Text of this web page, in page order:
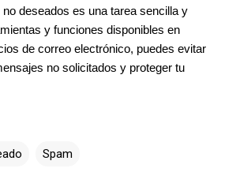
deseados es una tarea sencilla y
y funciones disponibles en
de correo electrónico, puedes evitar
no solicitados y proteger tu
Spam